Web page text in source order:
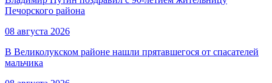
Печорского района
08 августа 2026
В Великолукском районе нашли прятавшегося от спасателей
мальчика